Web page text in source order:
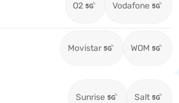
O2 Vodafone
Movistar WOM
Sunrise Salt